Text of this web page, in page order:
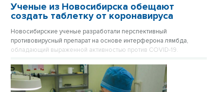
Ученые из Новосибирска обещают
создать таблетку от коронавируса
Новосибирские ученые разработали перспективный
противовирусный препарат на основе интерферона лямбда,
обладающий выраженной активностью против COVID-19.